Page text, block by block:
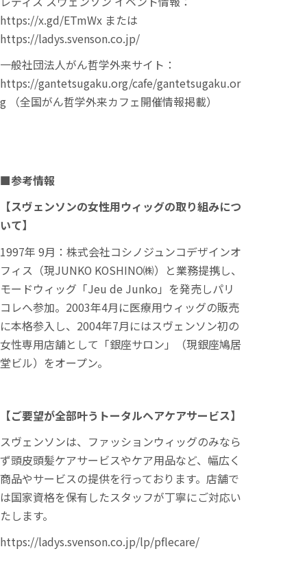
https://x.gd/ETmWx または
https://ladys.svenson.co.jp/
一般社団法人がん哲学外来サイト：
https://gantetsugaku.org/cafe/gantetsugaku.or
g （全国がん哲学外来カフェ開催情報掲載）
■参考情報
【スヴェンソンの女性用ウィッグの取り組みにつ
いて】
1997年 9月：株式会社コシノジュンコデザインオ
フィス（現JUNKO KOSHINO㈱）と業務提携し、
モードウィッグ「Jeu de Junko」を発売しパリ
コレへ参加。2003年4月に医療用ウィッグの販売
に本格参入し、2004年7月にはスヴェンソン初の
女性専用店舗として「銀座サロン」（現銀座鳩居
堂ビル）をオープン。
【ご要望が全部叶うトータルヘアケアサービス】
スヴェンソンは、ファッションウィッグのみなら
ず頭皮頭髪ケアサービスやケア用品など、幅広く
商品やサービスの提供を行っております。店舗で
は国家資格を保有したスタッフが丁寧にご対応い
たします。
https://ladys.svenson.co.jp/lp/pflecare/